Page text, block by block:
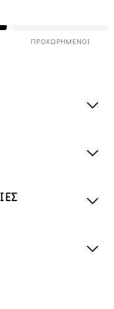
ΠΡΟΧΩΡΗΜΈΝΟΙ